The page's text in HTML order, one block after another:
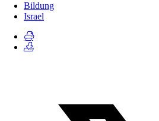
Bildung
Israel